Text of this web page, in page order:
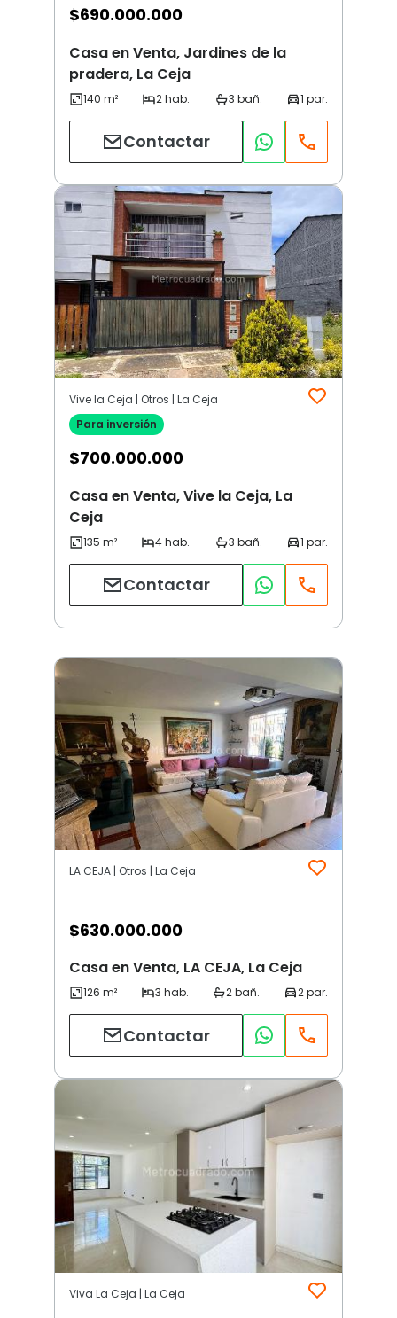
$690.000.000
Casa en Venta, Jardines de la
pradera, La Ceja
Contactar
Vive la Ceja | Otros | La Ceja
Para inversión
$700.000.000
Casa en Venta, Vive la Ceja, La
Ceja
Contactar
LA CEJA | Otros | La Ceja
$630.000.000
Casa en Venta, LA CEJA, La Ceja
Contactar
Viva La Ceja | La Ceja